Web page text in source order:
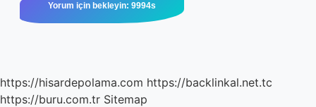
https://hisardepolama.com https://backlinkal.net.tc
https://buru.com.tr Sitemap